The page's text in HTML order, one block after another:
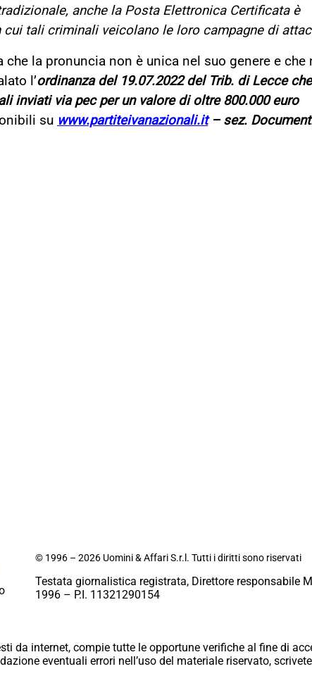
anche la Posta Elettronica Certificata è
tali criminali veicolano le loro campagne di
che la pronuncia non è unica nel suo genere e che
l’ordinanza del 19.07.2022 del Trib. di Lecce che
inviati via pec per un valore di oltre 800.000 euro
su www.partiteivanazionali.it– sez.
© 1996 – 2026 Uomini & Affari S.r.l. Tutti i diritti sono riservati
Testata giornalistica registrata, Direttore responsabile
1996 – P.I. 11321290154
da internet, compie tutte le opportune verifiche al fine di
eventuali errori nell’uso del materiale riservato,